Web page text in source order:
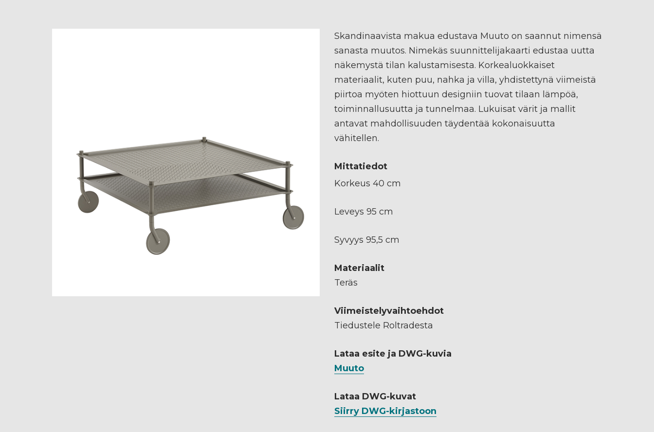
Skandinaavista makua edustava Muuto on saannut nimensä
sanasta muutos. Nimekäs suunnittelijakaarti edustaa uutta
näkemystä tilan kalustamisesta. Korkealuokkaiset
materiaalit, kuten puu, nahka ja villa, yhdistettynä viimeistä
piirtoa myöten hiottuun designiin tuovat tilaan lämpöä,
toiminnallusuutta ja tunnelmaa. Lukuisat värit ja mallit
antavat mahdollisuuden täydentää kokonaisuutta
vähitellen.
Mittatiedot
Korkeus 40 cm
Leveys 95 cm
Syvyys 95,5 cm
Materiaalit
Teräs
Viimeistelyvaihtoehdot
Tiedustele Roltradesta
Lataa esite ja DWG-kuvia
Muuto
Lataa DWG-kuvat
Siirry DWG-kirjastoon